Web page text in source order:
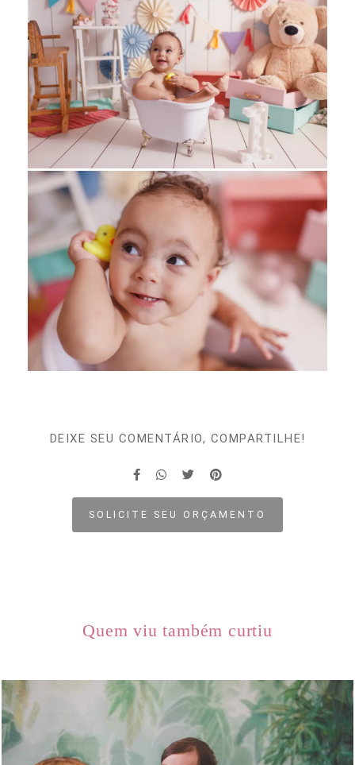
DEIXE SEU COMENTÁRIO, COMPARTILHE!
SOLICITE SEU ORÇAMENTO
Quem viu também curtiu